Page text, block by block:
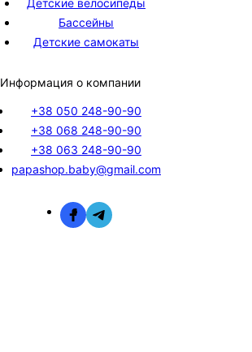
Детские велосипеды
Бассейны
Детские самокаты
Информация о компании
+38 050 248-90-90
+38 068 248-90-90
+38 063 248-90-90
papashop.baby@gmail.com